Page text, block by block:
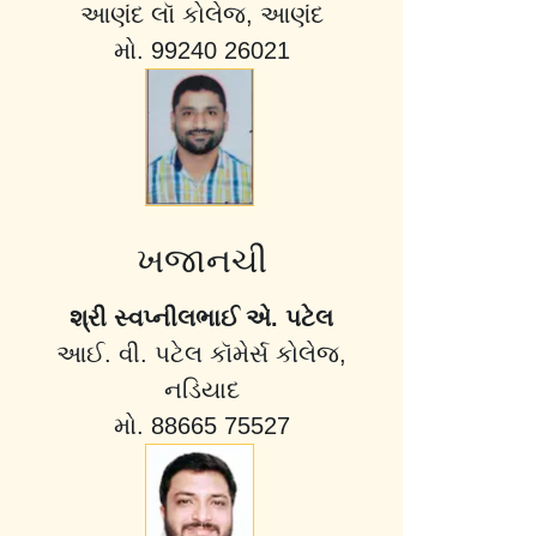
આણંદ લૉ કોલેજ, આણંદ
મો. 99240 26021
ખજાનચી
શ્રી સ્વપ્નીલભાઈ એ. પટેલ
આઈ. વી. પટેલ કૉમેર્સ કોલેજ,
નડિયાદ
મો. 88665 75527